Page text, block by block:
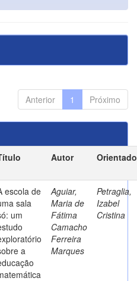
Anterior 1 Próximo
Autor
escola de
sala
um
a
Aguiar,
Maria de
Fátima
Camacho
Ferreira
Marques
Petraglia,
Izabel
Cristina